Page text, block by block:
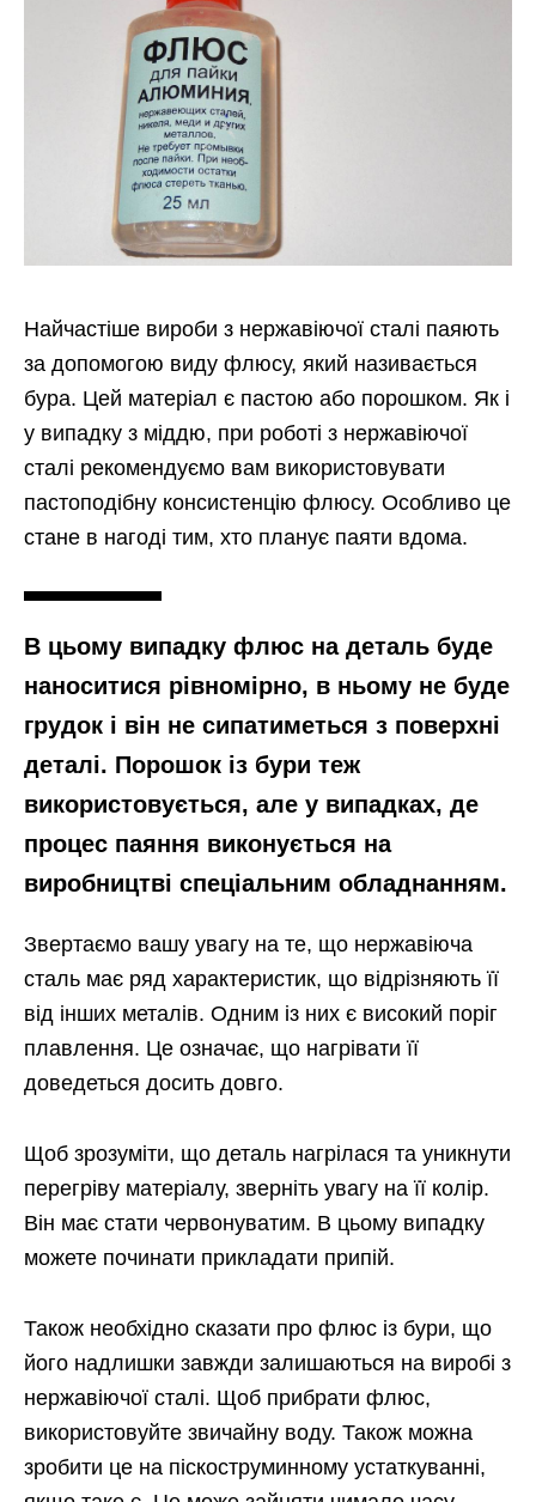
Найчастіше вироби з нержавіючої сталі паяють
за допомогою виду флюсу, який називається
бура. Цей матеріал є пастою або порошком. Як і
у випадку з міддю, при роботі з нержавіючої
сталі рекомендуємо вам використовувати
пастоподібну консистенцію флюсу. Особливо це
стане в нагоді тим, хто планує паяти вдома.
В цьому випадку флюс на деталь буде
наноситися рівномірно, в ньому не буде
грудок і він не сипатиметься з поверхні
деталі. Порошок із бури теж
використовується, але у випадках, де
процес паяння виконується на
виробництві спеціальним обладнанням.
Звертаємо вашу увагу на те, що нержавіюча
сталь має ряд характеристик, що відрізняють її
від інших металів. Одним із них є високий поріг
плавлення. Це означає, що нагрівати її
доведеться досить довго.
Щоб зрозуміти, що деталь нагрілася та уникнути
перегріву матеріалу, зверніть увагу на її колір.
Він має стати червонуватим. В цьому випадку
можете починати прикладати припій.
Також необхідно сказати про флюс із бури, що
його надлишки завжди залишаються на виробі з
нержавіючої сталі. Щоб прибрати флюс,
використовуйте звичайну воду. Також можна
зробити це на піскоструминному устаткуванні,